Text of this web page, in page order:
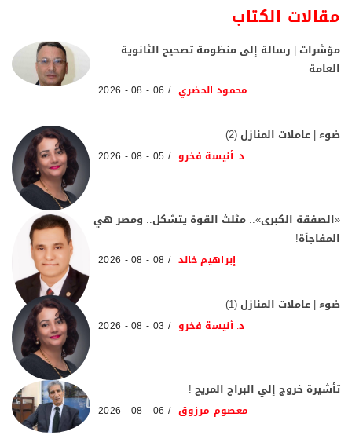
مقالات الكتاب
مؤشرات | رسالة إلى منظومة تصحيح الثانوية
العامة
محمود الحضري 06 - 08 - 2026
ضوء | عاملات المنازل (2)
د. أنيسة فخرو 05 - 08 - 2026
«الصفقة الكبرى».. مثلث القوة يتشكل.. ومصر هي
المفاجأة!
إبراهيم خالد 08 - 08 - 2026
ضوء | عاملات المنازل (1)
د. أنيسة فخرو 03 - 08 - 2026
تأشيرة خروج إلي البراح المريح !
معصوم مرزوق 06 - 08 - 2026